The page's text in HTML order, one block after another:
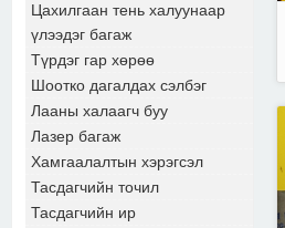
Цахилгаан тень халуунаар
үлээдэг багаж
Түрдэг гар хөрөө
Шоотко дагалдах сэлбэг
Лааны халаагч буу
Лазер багаж
Хамгаалалтын хэрэгсэл
Тасдагчийн точил
Тасдагчийн ир